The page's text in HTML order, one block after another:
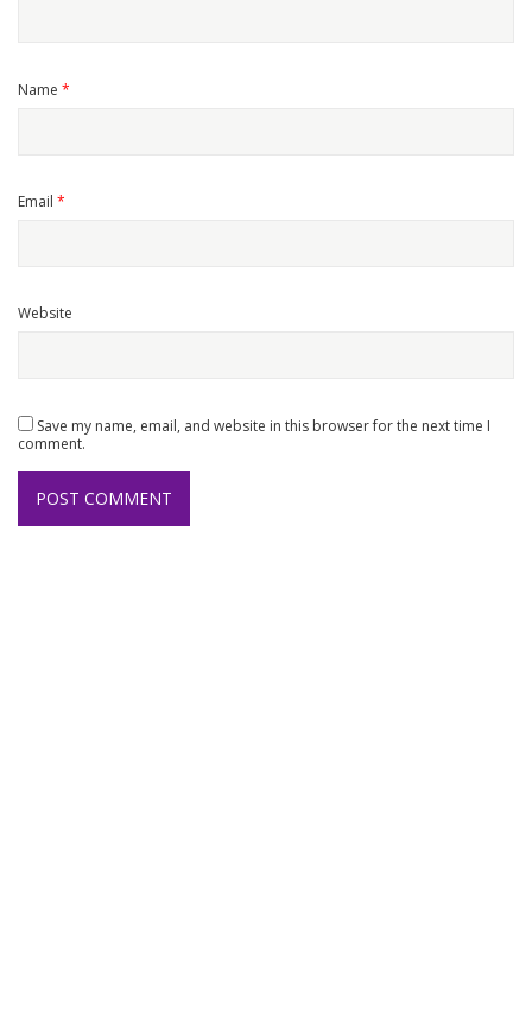
Name *
Email *
Website
Save my name, email, and website in this browser for the next time I
comment.